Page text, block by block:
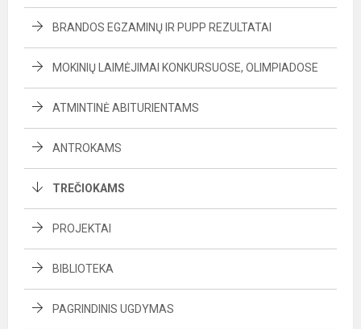
BRANDOS EGZAMINŲ IR PUPP REZULTATAI
MOKINIŲ LAIMĖJIMAI KONKURSUOSE, OLIMPIADOSE
ATMINTINĖ ABITURIENTAMS
ANTROKAMS
TREČIOKAMS
PROJEKTAI
BIBLIOTEKA
PAGRINDINIS UGDYMAS